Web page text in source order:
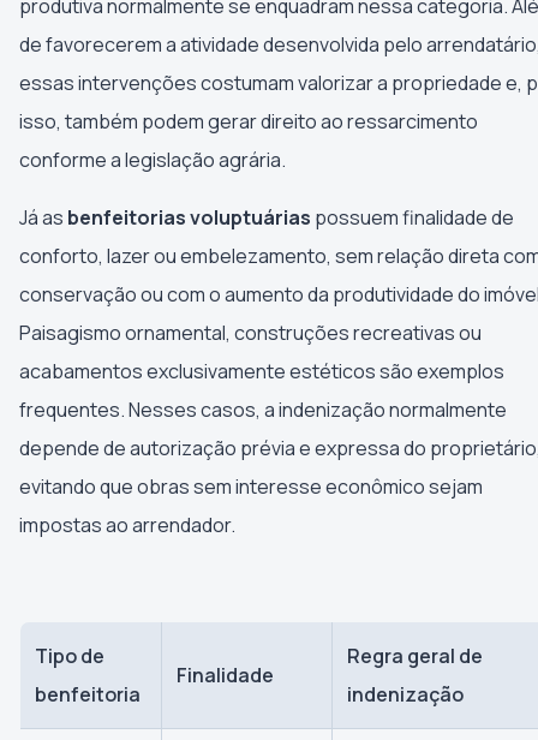
produtiva normalmente se enquadram nessa categoria.
de favorecerem a atividade desenvolvida pelo
essas intervenções costumam valorizar a propriedade e,
isso, também podem gerar direito ao ressarcimento
conforme a legislação agrária.
Já as benfeitorias voluptuárias possuem finalidade de
conforto, lazer ou embelezamento, sem relação direta
conservação ou com o aumento da produtividade do
Paisagismo ornamental, construções recreativas ou
acabamentos exclusivamente estéticos são exemplos
frequentes. Nesses casos, a indenização normalmente
depende de autorização prévia e expressa do
evitando que obras sem interesse econômico sejam
impostas ao arrendador.
Tipo de
benfeitoria
Finalidade
Regra geral de
indenização